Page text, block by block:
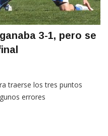
3-1, pero se
traerse los tres puntos
errores